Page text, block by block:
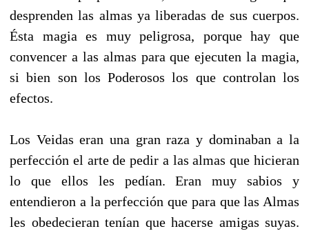
desprenden las almas ya liberadas de sus cuerpos.
Ésta magia es muy peligrosa, porque hay que
convencer a las almas para que ejecuten la magia,
si bien son los Poderosos los que controlan los
efectos.
Los Veidas eran una gran raza y dominaban a la
perfección el arte de pedir a las almas que hicieran
lo que ellos les pedían. Eran muy sabios y
entendieron a la perfección que para que las Almas
les obedecieran tenían que hacerse amigas suyas.